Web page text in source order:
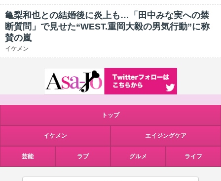
亀梨和也との結婚後に炎上も…「田中みな実への禁
断質問」で見せた“WEST.重岡大毅の男気行動”に称
賛の嵐
イケメン
トップ
イケメン エイジングケア
芸能 ラブ グルメ ライフ